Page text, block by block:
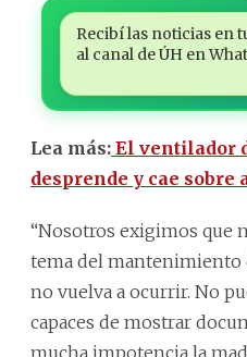
Recibí las noticias en
al canal de ÚH en
Lea más: El ventilador
desprende y cae sobre
“Nosotros exigimos que
tema del mantenimiento
no vuelva a ocurrir. No
capaces de mostrar
mucha impotencia la